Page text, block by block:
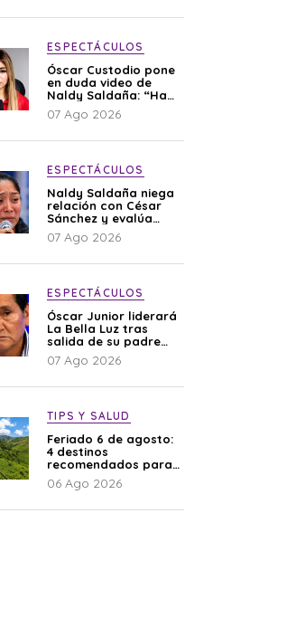
ESPECTÁCULOS
Óscar Custodio pone
en duda video de
Naldy Saldaña: “Hay
cosas que de repente
se han editado”
07 Ago 2026
ESPECTÁCULOS
Naldy Saldaña niega
relación con César
Sánchez y evalúa
denunciar a su
esposa: “Es una
07 Ago 2026
ESPECTÁCULOS
Óscar Junior liderará
La Bella Luz tras
salida de su padre
por polémica con
Naldy Saldaña
07 Ago 2026
TIPS Y SALUD
Feriado 6 de agosto:
4 destinos
recomendados para
disfrutar el descanso
06 Ago 2026